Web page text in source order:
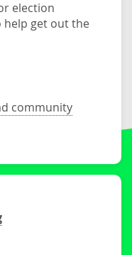
election
get out the
community